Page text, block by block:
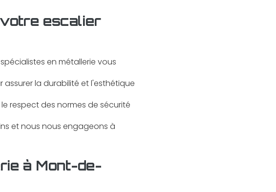
votre escalier
en métallerie vous
assurer la durabilité et l'esthétique
respect des normes de sécurité
et nous nous engageons à
à Mont-de-